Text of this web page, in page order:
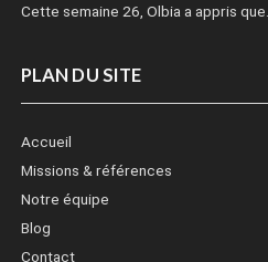
Cette semaine 26, Olbia a appris que…
PLAN DU SITE
Accueil
Missions & références
Notre équipe
Blog
Contact